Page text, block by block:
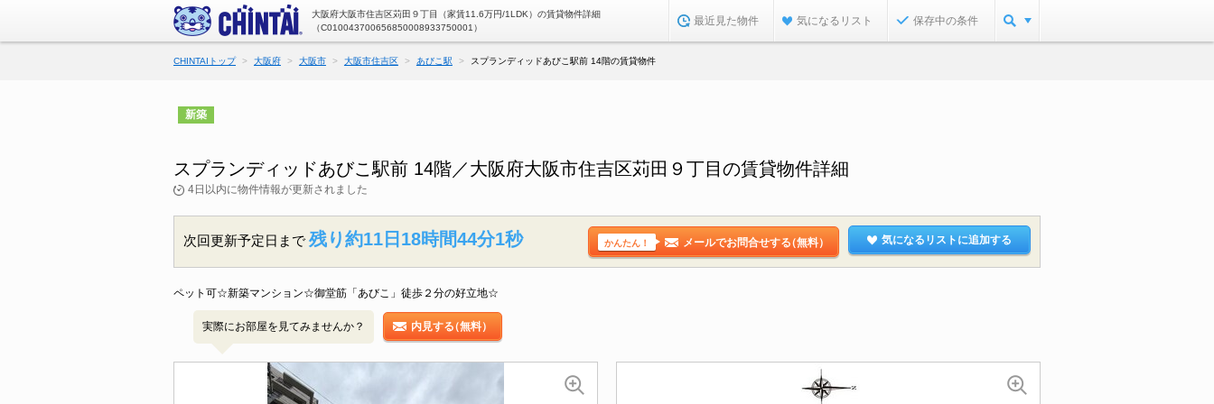
大阪府大阪市住吉区苅田９丁目（家賃11.6万円/1LDK）の賃貸物件詳細
（C010043700656850008933750001）
最近見た物件 気になるリスト 保存中の条件
CHINTAIトップ 大阪府 大阪市 大阪市住吉区 あびこ駅 スプランディッドあびこ駅前 14階の賃貸物件
新築
スプランディッドあびこ駅前 14階／大阪府大阪市住吉区苅田９丁目の賃貸物件詳細
4日以内に物件情報が更新されました
次回更新予定日まで 残り約11日18時間44分0秒 かんたん！ メールでお問合せする（無料） 気になるリストに追加する
ペット可☆新築マンション☆御堂筋「あびこ」徒歩２分の好立地☆
実際にお部屋を見てみませんか？ 内見する（無料）